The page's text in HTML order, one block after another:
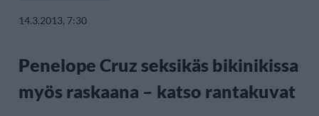
14.3.2013, 7:30
Penelope Cruz seksikäs bikinikissa
myös raskaana – katso rantakuvat